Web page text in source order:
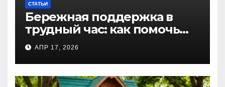
СТАТЬИ
Бережная поддержка в
трудный час: как помочь
близкому справиться с
алкогольной
интоксикацией и
сохранить семью
АПР 17, 2026